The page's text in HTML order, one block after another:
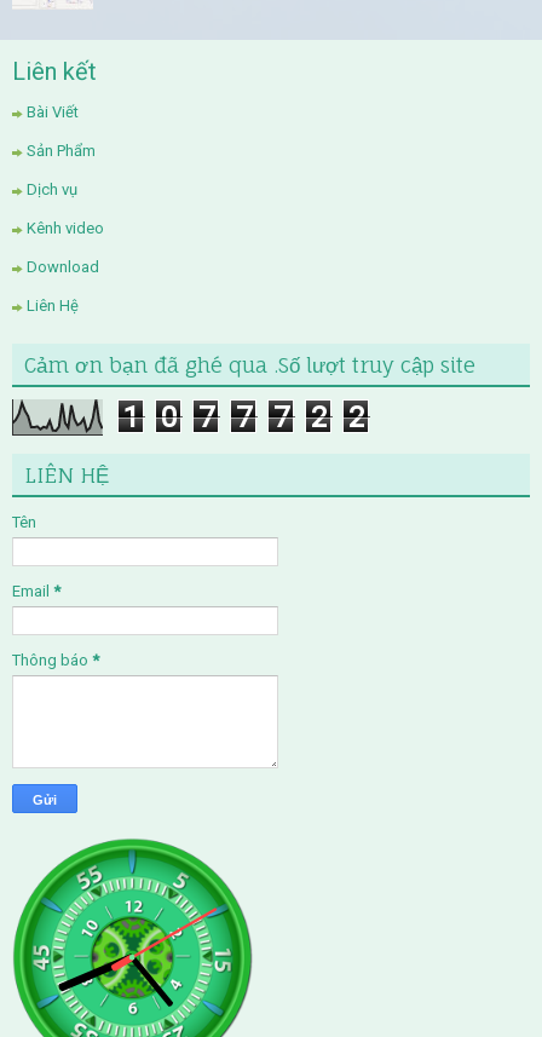
Liên kết
Bài Viết
Sản Phẩm
Dịch vụ
Kênh video
Download
Liên Hệ
Cảm ơn bạn đã ghé qua .Số lượt truy cập site
1 0 7 7 7 2 2
LIÊN HỆ
Tên
Email *
Thông báo *